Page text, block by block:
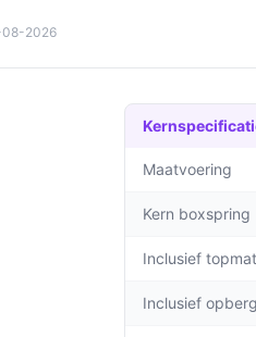
08-2026
Maatvoering
Kern boxspring
Inclusief
Inclusief